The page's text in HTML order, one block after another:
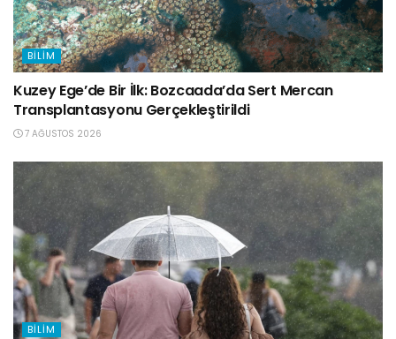
BILIM
Kuzey Ege’de Bir İlk: Bozcaada’da Sert Mercan
Transplantasyonu Gerçekleştirildi
7 AĞUSTOS 2026
BILIM